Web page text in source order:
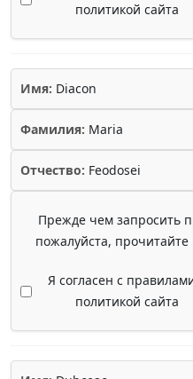
политикой сайта
Имя: Diacon
Фамилия: Maria
Отчество: Feodosei
Прежде чем запросить
пожалуйста, прочитайте
Я согласен с
политикой сайта